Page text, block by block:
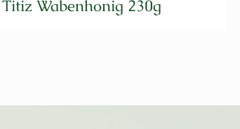
Titiz Wabenhonig 230g